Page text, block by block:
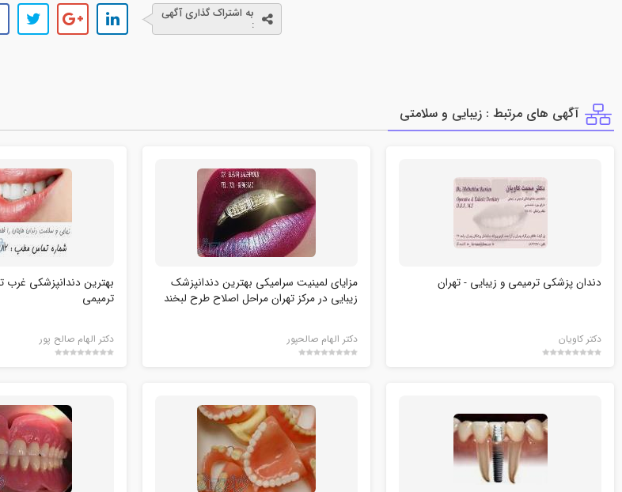
به اشتراک گذاری آگهی
:
آگهی های مرتبط : زيبايي و سلامتي
دندان پزشکی ترمیمی و زیبایی - تهران
دکتر کاویان
مزایای لمینیت سرامیکی بهترین دندانپزشک
زیبایی در مرکز تهران مراحل اصلاح طرح لبخند
دکتر الهام صالحپور
بهترین دندانپزشکی غرب
ترمیمی
دکتر الهام صالح پور